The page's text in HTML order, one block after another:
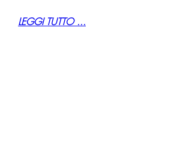
LEGGI TUTTO ...